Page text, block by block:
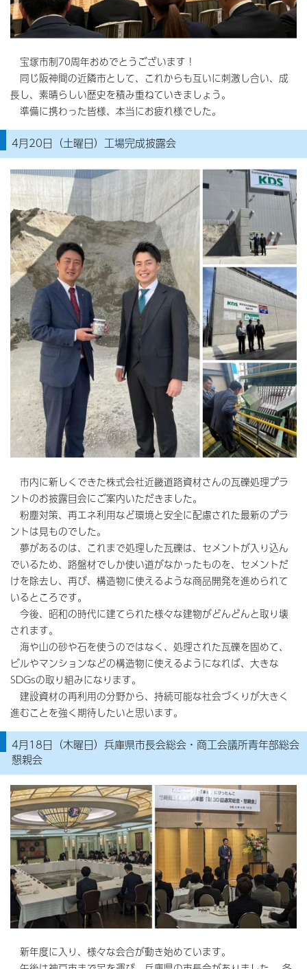
宝塚市制70周年おめでとうございます！
同じ阪神間の近隣市として、これからも互いに刺激し合い、成
長し、素晴らしい歴史を積み重ねていきましょう。
準備に携わった皆様、本当にお疲れ様でした。
4月20日（土曜日）工場完成披露会
市内に新しくできた株式会社近畿道路資材さんの瓦礫処理プラ
ントのお披露目会にご案内いただきました。
粉塵対策、再エネ利用など環境と安全に配慮された最新のプラ
ントは見ものでした。
夢があるのは、これまで処理した瓦礫は、セメントが入り込ん
でいるため、路盤材でしか使い道がなかったものを、セメントだ
けを除去し、再び、構造物に使えるような商品開発を進められて
いるところです。
今後、昭和の時代に建てられた様々な建物がどんどんと取り壊
されます。
海や山の砂や石を使うのではなく、処理された瓦礫を固めて、
ビルやマンションなどの構造物に使えるようになれば、大きな
SDGsの取り組みになります。
建設資材の再利用の分野から、持続可能な社会づくりが大きく
進むことを強く期待したいと思います。
4月18日（木曜日）兵庫県市長会総会・商工会議所青年部総会
懇親会
新年度に入り、様々な会合が動き始めています。